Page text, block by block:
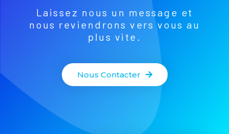
Laissez nous un message et
nous reviendrons vers vous au
plus vite.
Nous Contacter